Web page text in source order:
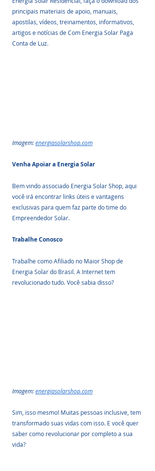
principais materiais de apoio, manuais,
apostilas, vídeos, treinamentos, informativos,
artigos e notícias de Com Energia Solar Paga
Conta de Luz.
Imagem: energiasolarshop.com
Venha Apoiar a Energia Solar
Bem vindo associado Energia Solar Shop, aqui
você irá encontrar links úteis e vantagens
exclusivas para quem faz parte do time do
Empreendedor Solar.
Trabalhe Conosco
Trabalhe como Afiliado no Maior Shop de
Energia Solar do Brasil. A Internet tem
revolucionado tudo. Você sabia disso?
Imagem: energiasolarshop.com
Sim, isso mesmo! Muitas pessoas inclusive, tem
transformado suas vidas com isso. E você quer
saber como revolucionar por completo a sua
vida?